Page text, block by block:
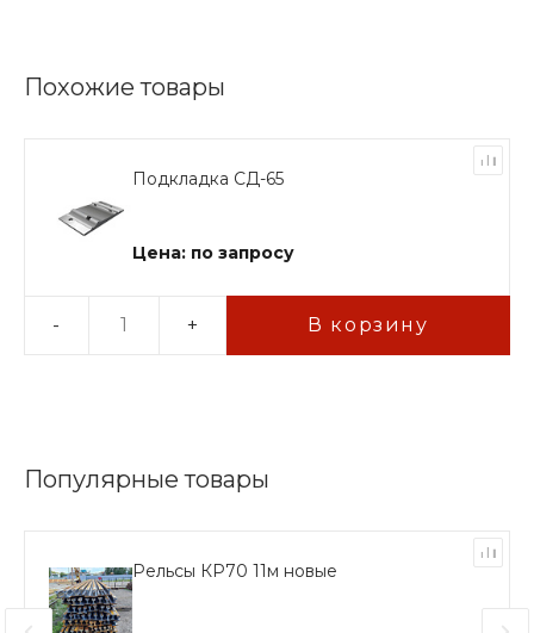
Похожие товары
Подкладка СД-65
Цена: по запросу
- + В корзину
Популярные товары
Рельсы КР70 11м новые